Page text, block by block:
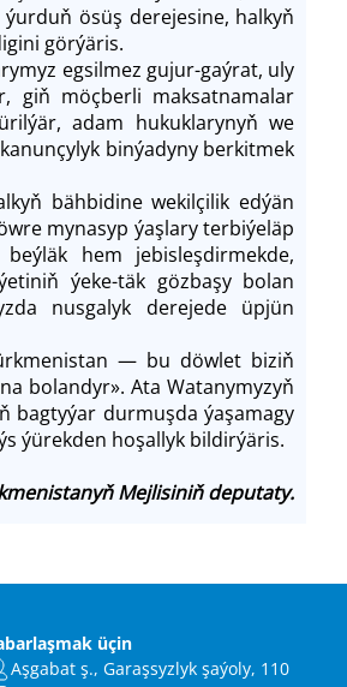
ösüş derejesine, halkyň
görýäris.
egsilmez gujur-gaýrat, uly
giň möçberli maksatnamalar
adam hukuklarynyň we
binýadyny berkitmek
bähbidine wekilçilik edýän
mynasyp ýaşlary terbiýeläp
hem jebisleşdirmekde,
ýeke-täk gözbaşy bolan
nusgalyk derejede üpjün
— bu döwlet biziň
bolandyr». Ata Watanymyzyň
bagtyýar durmuşda ýaşamagy
ýürekden hoşallyk bildirýäris.
Mejlisiniň deputaty.
üçin
Aşgabat ş., Garaşsyzlyk şaýoly, 110